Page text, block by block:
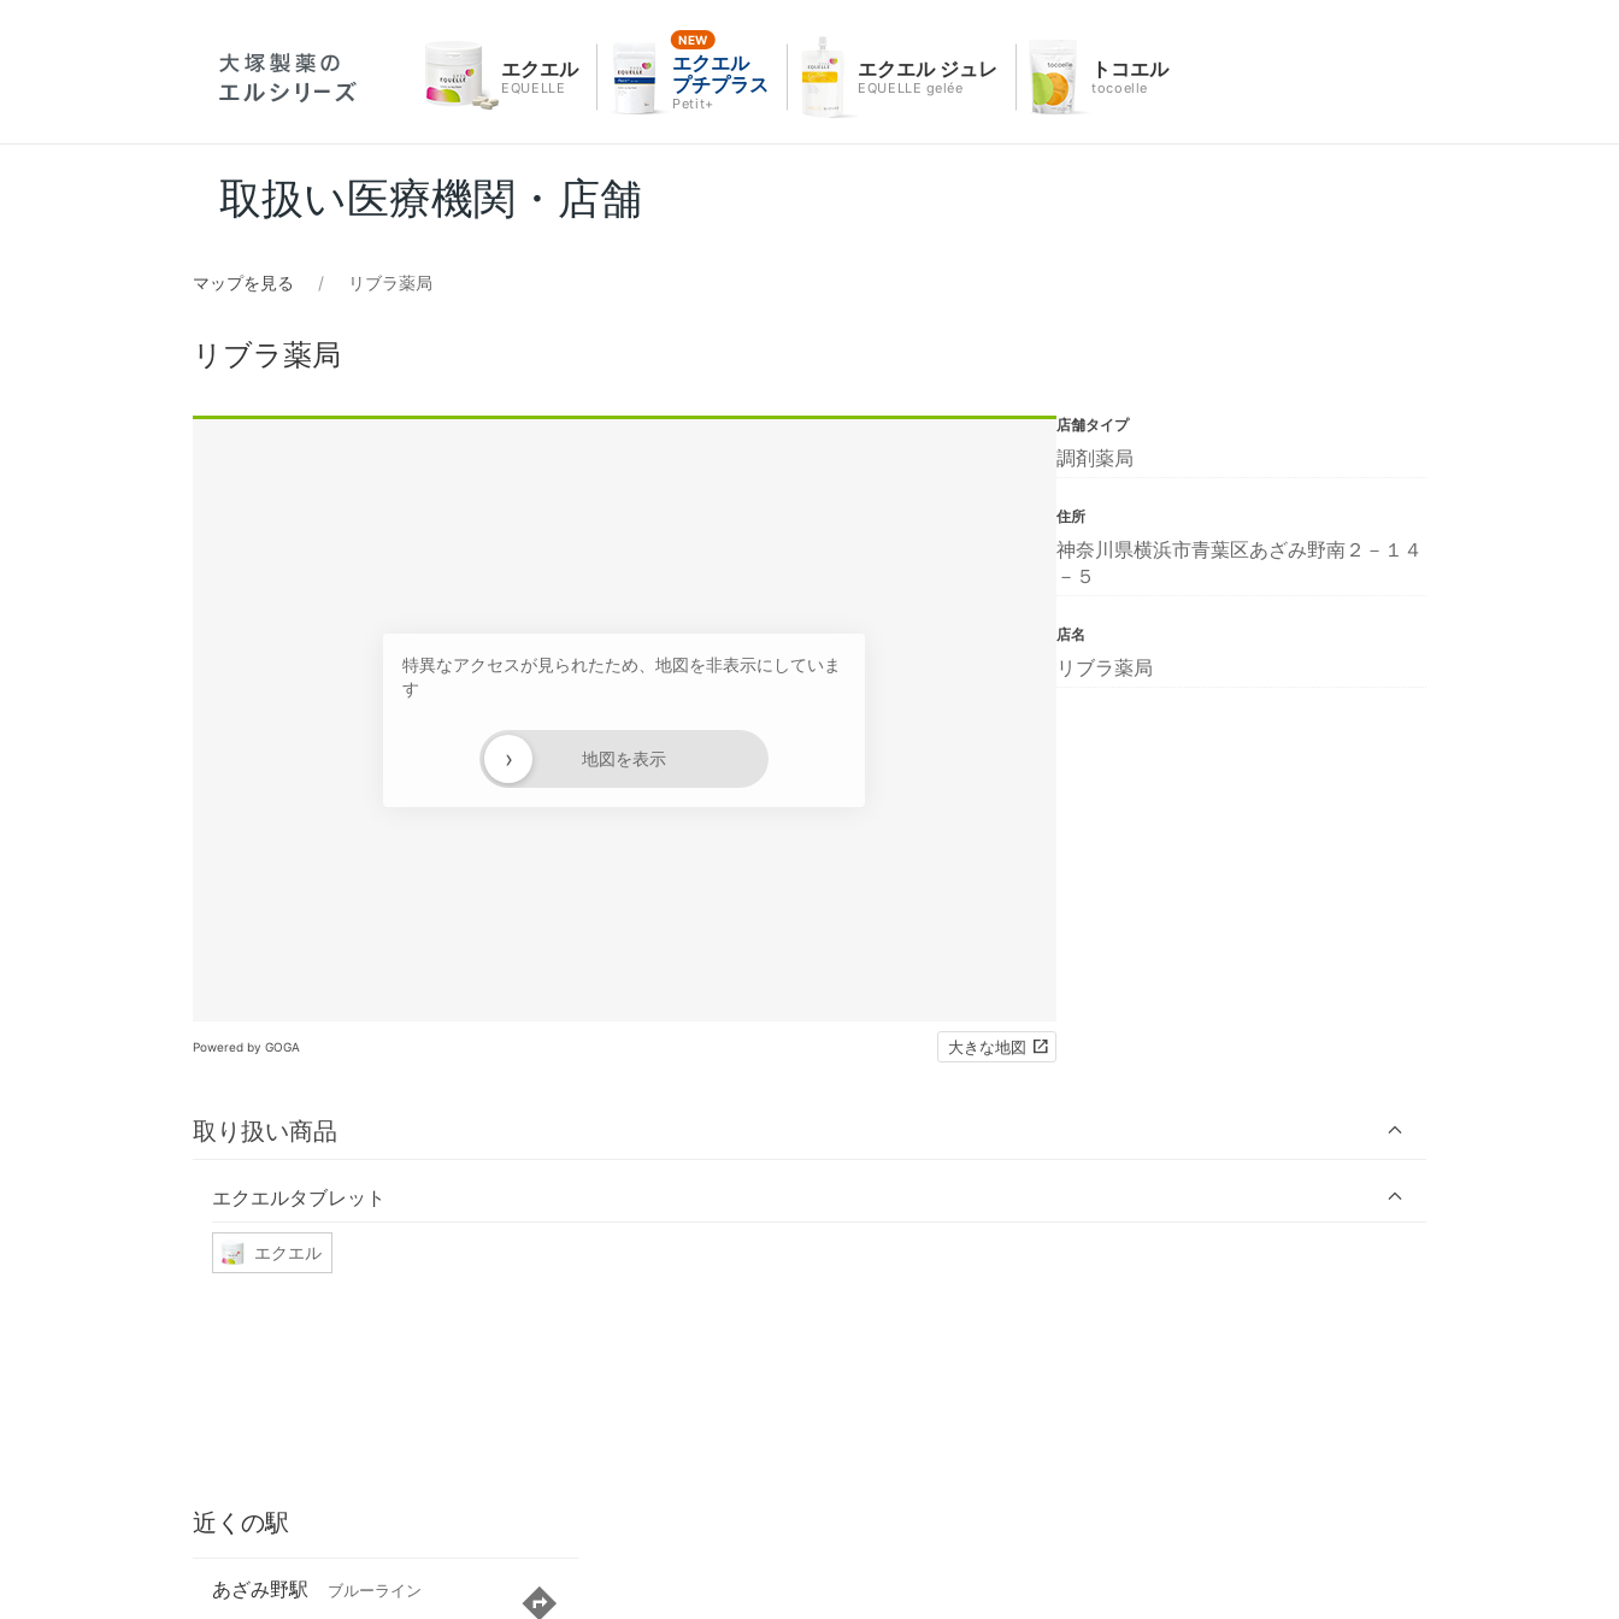
エクエル
EQUELLE
エクエル
プチプラス
Petit+
エクエル ジュレ
EQUELLE gelée
トコエル
tocoelle
取扱い医療機関・店舗
マップを見る リブラ薬局
リブラ薬局
特異なアクセスが見られたため、地図を非表示にしていま
す
地図を表示
›
Powered by GOGA 大きな地図
取り扱い商品
エクエルタブレット
エクエル
店舗タイプ
調剤薬局
住所
神奈川県横浜市青葉区あざみ野南２－１４
－５
店名
リブラ薬局
近くの駅
あざみ野駅 ブルーライン